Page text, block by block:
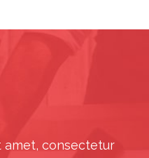
amet, consectetur